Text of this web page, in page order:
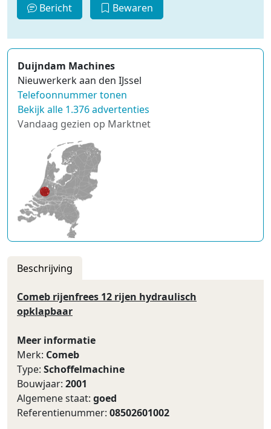
Bericht Bewaren
Duijndam Machines
Nieuwerkerk aan den IJssel
Telefoonnummer tonen
Bekijk alle 1.376 advertenties
Vandaag gezien op Marktnet
Beschrijving
Comeb rijenfrees 12 rijen hydraulisch
opklapbaar
Meer informatie
Merk: Comeb
Type: Schoffelmachine
Bouwjaar: 2001
Algemene staat: goed
Referentienummer: 08502601002